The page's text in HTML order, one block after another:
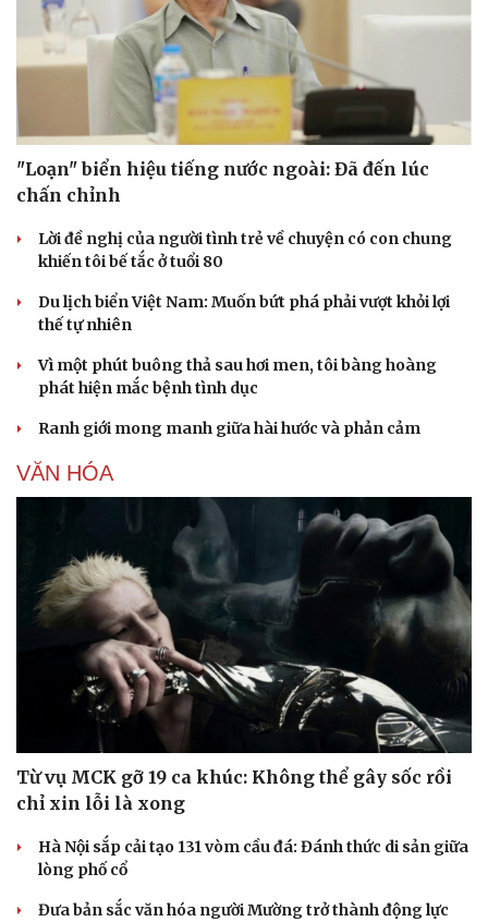
Sức khỏe
Dinh dưỡng - món ngon
Cây thuốc
Nhi khoa
Nam khoa
Phòng mạch online
Ăn sạch sống khỏe
Đời sống
Nhà đẹp
"Loạn" biển hiệu tiếng nước ngoài: Đã đến lúc
chấn chỉnh
Lời đề nghị của người tình trẻ về chuyện có con chung
khiến tôi bế tắc ở tuổi 80
Du lịch biển Việt Nam: Muốn bứt phá phải vượt khỏi lợi
thế tự nhiên
Vì một phút buông thả sau hơi men, tôi bàng hoàng
phát hiện mắc bệnh tình dục
Ranh giới mong manh giữa hài hước và phản cảm
VĂN HÓA
Từ vụ MCK gỡ 19 ca khúc: Không thể gây sốc rồi
chỉ xin lỗi là xong
Hà Nội sắp cải tạo 131 vòm cầu đá: Đánh thức di sản giữa
lòng phố cổ
Đưa bản sắc văn hóa người Mường trở thành động lực